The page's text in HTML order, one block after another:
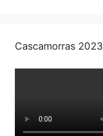
Cascamorras 2023